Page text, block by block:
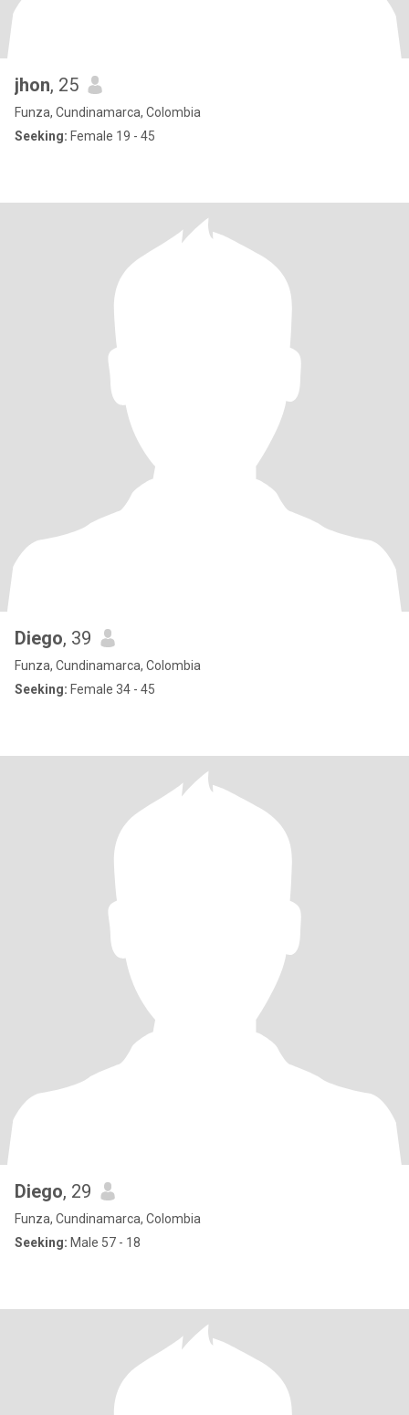
jhon, 25
Funza, Cundinamarca, Colombia
Seeking: Female 19 - 45
Diego, 39
Funza, Cundinamarca, Colombia
Seeking: Female 34 - 45
Diego, 29
Funza, Cundinamarca, Colombia
Seeking: Male 57 - 18